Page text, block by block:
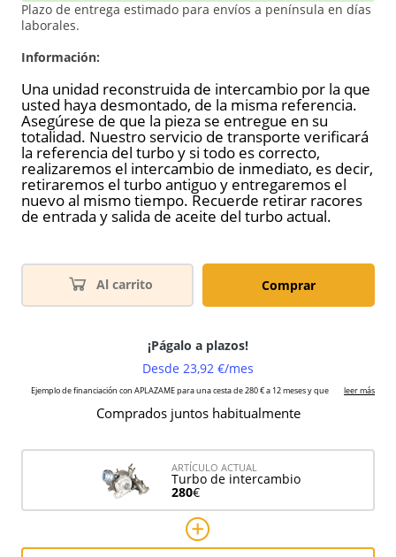
Plazo de entrega estimado para envíos a península en días
laborales.
Información:
Una unidad reconstruida de intercambio por la que
usted haya desmontado, de la misma referencia.
Asegúrese de que la pieza se entregue en su
totalidad. Nuestro servicio de transporte verificará
la referencia del turbo y si todo es correcto,
realizaremos el intercambio de inmediato, es decir,
retiraremos el turbo antiguo y entregaremos el
nuevo al mismo tiempo. Recuerde retirar racores
de entrada y salida de aceite del turbo actual.
Al carrito Comprar
Comprados juntos habitualmente
ARTÍCULO ACTUAL
Turbo de intercambio
280€